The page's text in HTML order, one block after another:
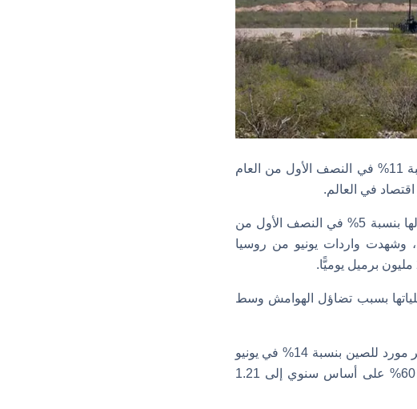
أظهرت بيانات الجمارك الصينية أن واردات البلاد من زيت الوقود قد انخفضت بنسبة 11% في النصف الأول من العام
في العالم.
ووفقًا للبيانات ارتفع إجمالي واردات الصين من النفط الخام من روسيا أكبر مورد لها بنسبة 5% في النصف الأول من
وشهدت واردات يونيو من روسيا
بسبب تضاؤل الهوامش وسط
وعلى صعيد الموردين الآخرين انخفضت شحنات النفط الخام من السعودية ثاني أكبر مورد للصين بنسبة 14% في يونيو
لتصل إلى 6.82 مليون طن، بينما انخفضت الشحنات من الولايات المتحدة بنسبة 60% على أساس سنوي إلى 1.21